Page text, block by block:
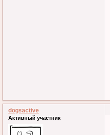
dogsactive
Активный участник